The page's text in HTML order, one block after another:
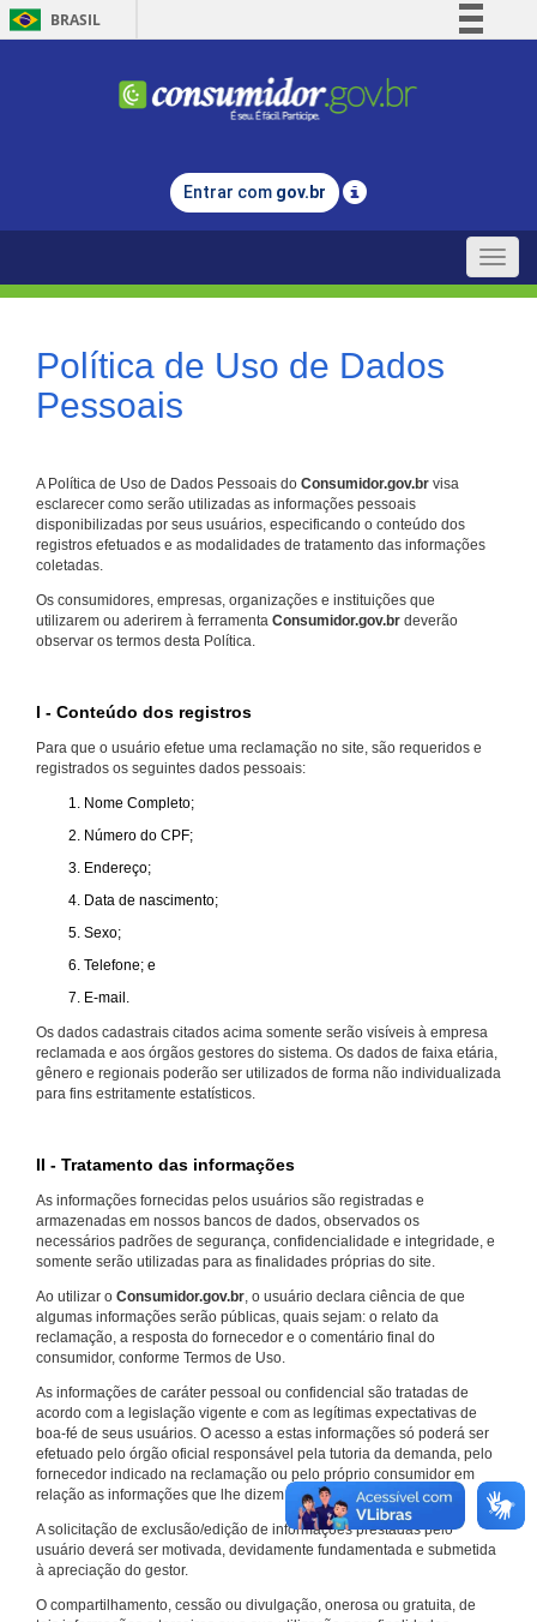
BRASIL
Comunica BR
Legislação
Entrar com gov.br
Toggle
Política de Uso de Dados
Pessoais
A Política de Uso de Dados Pessoais do Consumidor.gov.br visa
esclarecer como serão utilizadas as informações pessoais
disponibilizadas por seus usuários, especificando o conteúdo dos
registros efetuados e as modalidades de tratamento das informações
coletadas.
Os consumidores, empresas, organizações e instituições que
utilizarem ou aderirem à ferramenta Consumidor.gov.br deverão
observar os termos desta Política.
I - Conteúdo dos registros
Para que o usuário efetue uma reclamação no site, são requeridos e
registrados os seguintes dados pessoais:
Nome Completo;
Número do CPF;
Endereço;
Data de nascimento;
Sexo;
Telefone; e
E-mail.
Os dados cadastrais citados acima somente serão visíveis à empresa
reclamada e aos órgãos gestores do sistema. Os dados de faixa etária,
gênero e regionais poderão ser utilizados de forma não individualizada
para fins estritamente estatísticos.
II - Tratamento das informações
As informações fornecidas pelos usuários são registradas e
armazenadas em nossos bancos de dados, observados os
necessários padrões de segurança, confidencialidade e integridade, e
somente serão utilizadas para as finalidades próprias do site.
Ao utilizar o Consumidor.gov.br, o usuário declara ciência de que
algumas informações serão públicas, quais sejam: o relato da
reclamação, a resposta do fornecedor e o comentário final do
consumidor, conforme Termos de Uso.
As informações de caráter pessoal ou confidencial são tratadas de
acordo com a legislação vigente e com as legítimas expectativas de
boa-fé de seus usuários. O acesso a estas informações só poderá ser
efetuado pelo órgão oficial responsável pela tutoria da demanda, pelo
fornecedor indicado na reclamação ou pelo próprio consumidor em
relação as informações que lhe dizem respeito.
A solicitação de exclusão/edição de informações prestadas pelo
usuário deverá ser motivada, devidamente fundamentada e submetida
à apreciação do gestor.
O compartilhamento, cessão ou divulgação, onerosa ou gratuita, de